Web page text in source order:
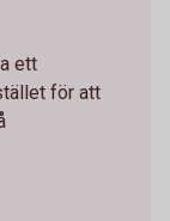
ett
för att